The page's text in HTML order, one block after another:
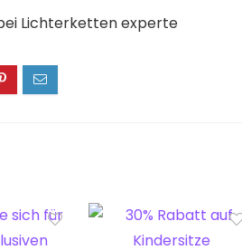
Lichterketten experte